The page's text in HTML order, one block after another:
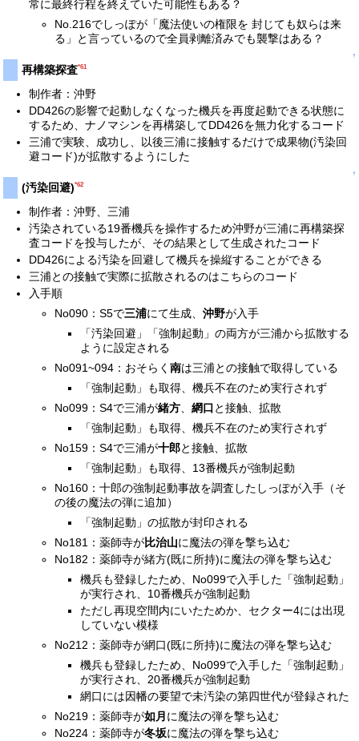
常に最終行程を終えていた可能性もある？
No.216でしっぽが「魔法使いの権限を 封じても奴らは来
る」と言っているので全員剥離済みでも襲撃はある？
↑
再構築探査*61
制作者：沖野
DD426の影響で起動しなくなった機兵を再度起動できる状態に
するため、ナノマシンを再構築してDD426を無力化するコード
三浦で実験、成功し、以後三浦に接触するだけで成果物(汚染回
避コード)が拡散するようにした
↑
(汚染回避)*62
制作者：沖野、三浦
汚染されている19番機兵を操作するため沖野が三浦に再構築探
査コードを投与したが、その結果として生成されたコード
DD426による汚染を回避して機兵を操縦することができる
三浦との接触で実際に拡散されるのはこちらのコード
入手順
No090：S5で三浦にて生成、沖野が入手
「汚染回避」「強制起動」の両方が三浦から拡散する
ように設定される
No091~094：おそらく南は三浦との接触で取得している
「強制起動」も取得、機兵不在のため実行されず
No099：S4で三浦が緒方 、網口 と接触、拡散
「強制起動」も取得、機兵不在のため実行されず
No159：S4で三浦が十郎と接触、拡散
「強制起動」も取得、13番機兵が強制起動
No160：十郎の強制起動事故を調査したしっぽが入手（そ
の後の魔法の弾に追加）
「強制起動」の拡散が封印される
No181：薬師寺が比治山に魔法の弾を撃ち込む
No182：薬師寺が緒方(既に所持)に魔法の弾を撃ち込む
機兵も登録したため、No099で入手した「強制起動」
が実行され、10番機兵が強制起動
ただし再現空間内にいたためか、セクター4には出現
していない模様
No212：薬師寺が網口(既に所持)に魔法の弾を撃ち込む
機兵も登録したため、No099で入手した「強制起動」
が実行され、20番機兵が強制起動
網口には因幡の要望で未汚染の第四世代が登録された
No219：薬師寺が如月 に魔法の弾を撃ち込む
No224：薬師寺が冬坂に魔法の弾を撃ち込む